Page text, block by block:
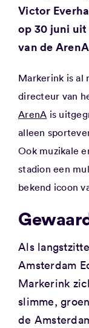
Victor
op 30 juni
van de
Markerink is al
directeur van
ArenA is
alleen
Ook muzikale
stadion een
bekend icoon
Als
Amsterdam
Markerink
slimme,
de